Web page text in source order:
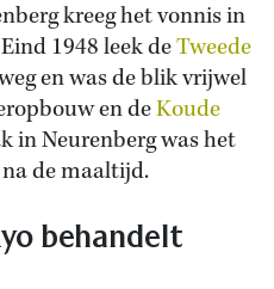
kreeg het vonnis in
1948 leek deTweede
en was de blik vrijwel
en deKoude
in Neurenberg was het
de maaltijd.
behandelt